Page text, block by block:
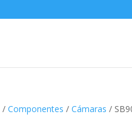
/ Componentes / Cámaras /